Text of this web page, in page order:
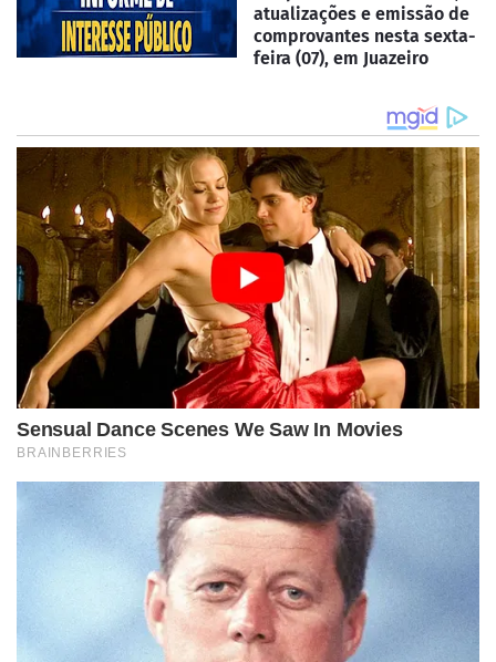
atualizações e emissão de
comprovantes nesta sexta-
feira (07), em Juazeiro